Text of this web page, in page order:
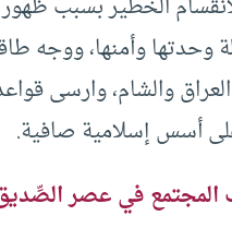
وحدتها وأمنها، ووجه
والشام، وارسى
أسس إسلامية صافية.
المجتمع في عصر